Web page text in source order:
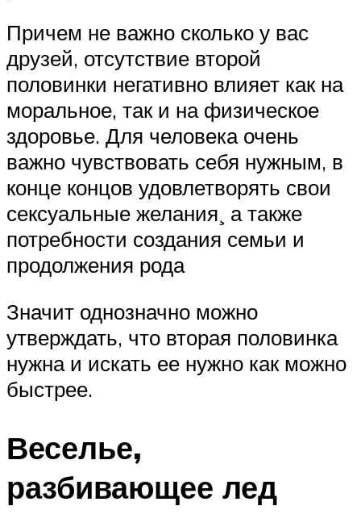
Причем не важно сколько у вас
друзей, отсутствие второй
половинки негативно влияет как на
моральное, так и на физическое
здоровье. Для человека очень
важно чувствовать себя нужным, в
конце концов удовлетворять свои
сексуальные желания¸ а также
потребности создания семьи и
продолжения рода
Значит однозначно можно
утверждать, что вторая половинка
нужна и искать ее нужно как можно
быстрее.
Веселье,
разбивающее лед